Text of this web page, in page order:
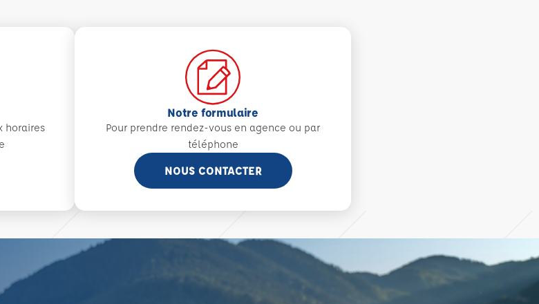
horaires
Notre formulaire
Pour prendre rendez-vous en agence ou par
téléphone
NOUS CONTACTER